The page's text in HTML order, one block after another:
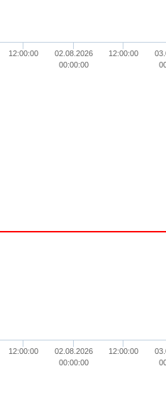
12:00:00
02.08.2026
00:00:00
12:00:00
12:00:00
02.08.2026
00:00:00
12:00:00